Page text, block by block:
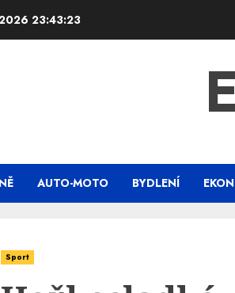
23:43:24
AUTO-MOTO BYDLENÍ
Sport